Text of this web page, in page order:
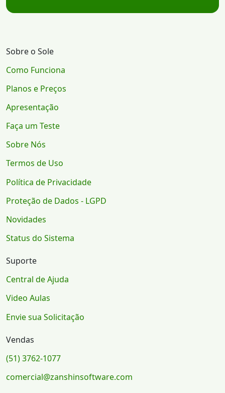
Sobre o Sole
Como Funciona
Planos e Preços
Apresentação
Faça um Teste
Sobre Nós
Termos de Uso
Política de Privacidade
Proteção de Dados - LGPD
Novidades
Status do Sistema
Suporte
Central de Ajuda
Video Aulas
Envie sua Solicitação
Vendas
(51) 3762-1077
comercial@zanshinsoftware.com